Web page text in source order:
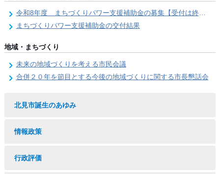
令和8年度 まちづくりパワー支援補助金の募集【受付は終了しました。】
まちづくりパワー支援補助金の交付結果
地域・まちづくり
未来の地域づくりを考える市民会議
合併２０年を節目とする今後の地域づくりに関する市長懇話会
北見市誕生のあゆみ
情報政策
行政評価